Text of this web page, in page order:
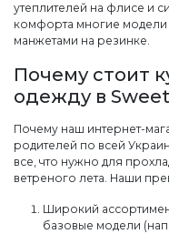
утеплителей на флисе и
комфорта многие
манжетами на резинке.
Почему стоит
одежду в
Почему наш интернет-
родителей по всей
все, что нужно для
ветреного лета. Наши
Широкий
базовые модели